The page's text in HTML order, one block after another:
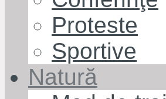
Proteste
Sportive
Natură